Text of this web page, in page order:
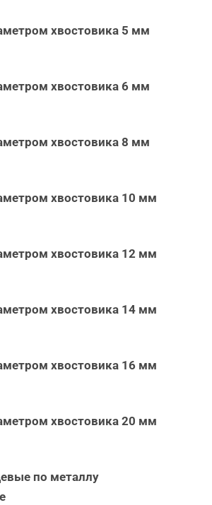
хвостовика 5 мм
хвостовика 6 мм
хвостовика 8 мм
хвостовика 10 мм
хвостовика 12 мм
хвостовика 14 мм
хвостовика 16 мм
хвостовика 20 мм
по металлу